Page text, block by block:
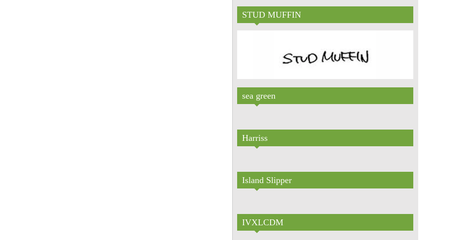
STUD MUFFIN
sea green
Harriss
Island Slipper
IVXLCDM